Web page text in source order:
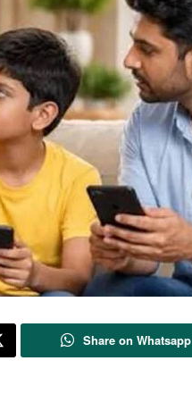
Share on Whatsapp